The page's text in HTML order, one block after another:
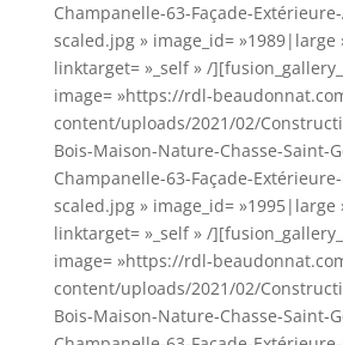
Champanelle-63-Façade-
scaled.jpg » image_id= »1989|large
linktarget= »_self » /
image= »https://rdl-
content/uploads/2021/02/
Bois-Maison-Nature-Chasse-Saint-
Champanelle-63-Façade-
scaled.jpg » image_id= »1995|large
linktarget= »_self » /
image= »https://rdl-
content/uploads/2021/02/
Bois-Maison-Nature-Chasse-Saint-